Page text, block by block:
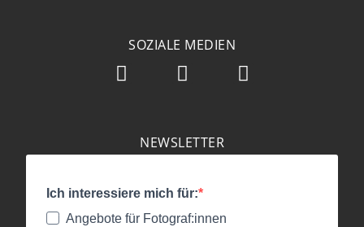
SOZIALE MEDIEN
NEWSLETTER
Ich interessiere mich für:
Angebote für Fotograf:innen